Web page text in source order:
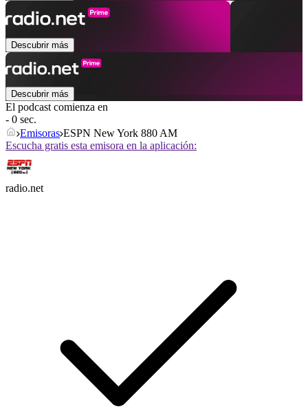
Descubrir más
Descubrir más
El podcast comienza en
- 0 sec.
Emisoras ESPN New York 880 AM
Escucha gratis esta emisora en la aplicación:
radio.net